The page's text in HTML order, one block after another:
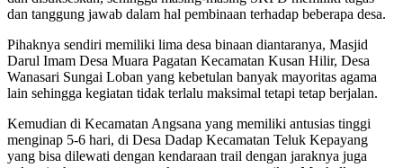
dan tanggung jawab dalam hal pembinaan terhadap beberapa desa.
Pihaknya sendiri memiliki lima desa binaan diantaranya, Masjid
Darul Imam Desa Muara Pagatan Kecamatan Kusan Hilir, Desa
Wanasari Sungai Loban yang kebetulan banyak mayoritas agama
lain sehingga kegiatan tidak terlalu maksimal tetapi tetap berjalan.
Kemudian di Kecamatan Angsana yang memiliki antusias tinggi
menginap 5-6 hari, di Desa Dadap Kecamatan Teluk Kepayang
yang bisa dilewati dengan kendaraan trail dengan jaraknya juga